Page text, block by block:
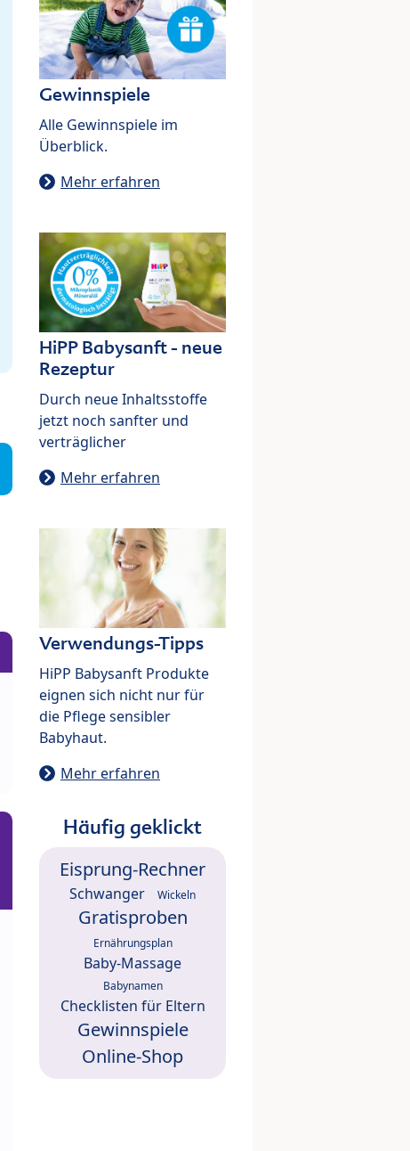
Gewinnspiele
Alle Gewinnspiele im
Überblick.
Mehr erfahren
HiPP Babysanft - neue
Rezeptur
Durch neue Inhaltsstoffe
jetzt noch sanfter und
verträglicher
Mehr erfahren
Verwendungs-Tipps
HiPP Babysanft Produkte
eignen sich nicht nur für
die Pflege sensibler
Babyhaut.
Mehr erfahren
Häufig geklickt
Eisprung-Rechner
Schwanger Wickeln
Gratisproben
Ernährungsplan
Baby-Massage
Babynamen
Checklisten für Eltern
Gewinnspiele
Online-Shop